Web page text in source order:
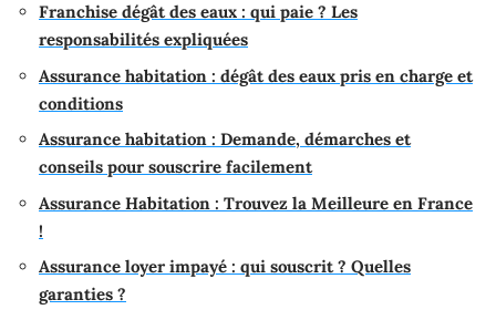
Franchise dégât des eaux : qui paie ? Les
responsabilités expliquées
Assurance habitation : dégât des eaux pris en charge et
conditions
Assurance habitation : Demande, démarches et
conseils pour souscrire facilement
Assurance Habitation : Trouvez la Meilleure en France
!
Assurance loyer impayé : qui souscrit ? Quelles
garanties ?